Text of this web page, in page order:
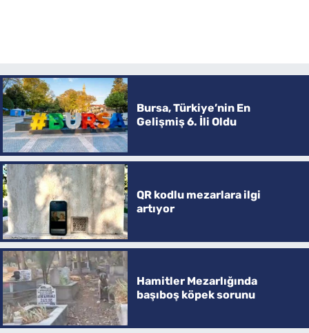
Bursa, Türkiye’nin En
Gelişmiş 6. İli Oldu
QR kodlu mezarlara ilgi
artıyor
Hamitler Mezarlığında
başıboş köpek sorunu